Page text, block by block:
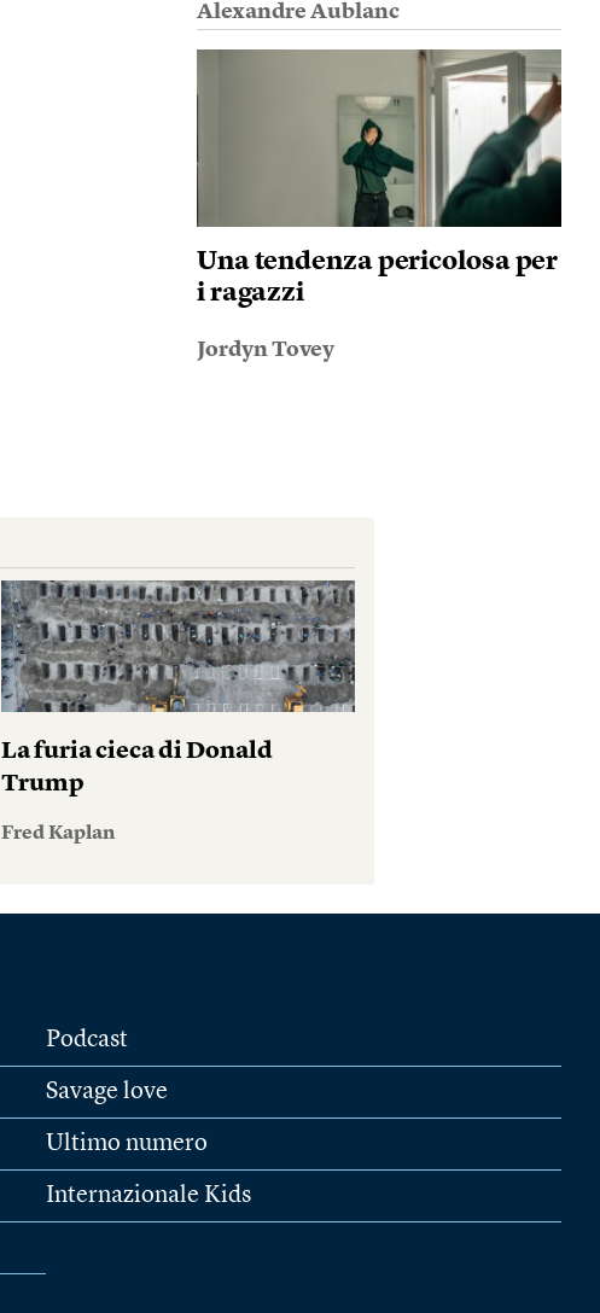
Alexandre Aublanc
Una tendenza pericolosa per
i ragazzi
Jordyn Tovey
La furia cieca di Donald
Trump
Fred Kaplan
Podcast
Savage love
Ultimo numero
Internazionale Kids